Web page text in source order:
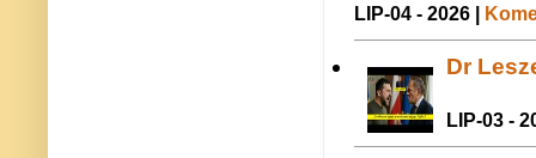
LIP-04 - 2026 |
Dr
LIP-03 -